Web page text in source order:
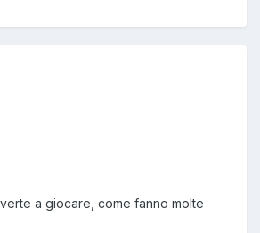
a giocare, come fanno molte